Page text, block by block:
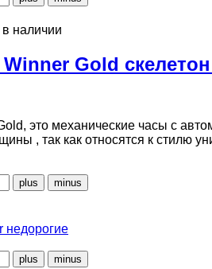
наличии
Gold
это механические часы с
, так как относятся к стилю